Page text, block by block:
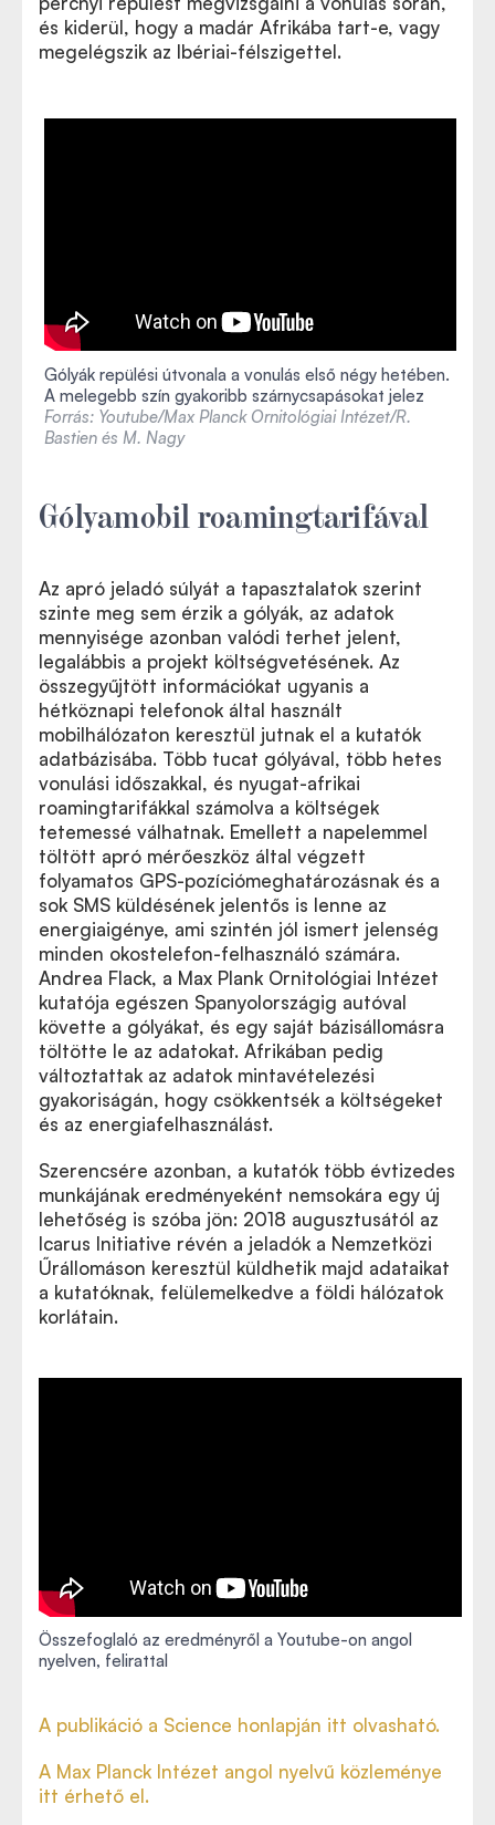
és kiderül, hogy a madár Afrikába tart-e, vagy
megelégszik az Ibériai-félszigettel.
Gólyák repülési útvonala a vonulás első négy hetében.
A melegebb szín gyakoribb szárnycsapásokat jelez
Forrás: Youtube/Max Planck Ornitológiai Intézet/R.
Bastien és M. Nagy
Gólyamobil roamingtarifával
Az apró jeladó súlyát a tapasztalatok szerint
szinte meg sem érzik a gólyák, az adatok
mennyisége azonban valódi terhet jelent,
legalábbis a projekt költségvetésének. Az
összegyűjtött információkat ugyanis a
hétköznapi telefonok által használt
mobilhálózaton keresztül jutnak el a kutatók
adatbázisába. Több tucat gólyával, több hetes
vonulási időszakkal, és nyugat-afrikai
roamingtarifákkal számolva a költségek
tetemessé válhatnak. Emellett a napelemmel
töltött apró mérőeszköz által végzett
folyamatos GPS-pozíciómeghatározásnak és a
sok SMS küldésének jelentős is lenne az
energiaigénye, ami szintén jól ismert jelenség
minden okostelefon-felhasználó számára.
Andrea Flack, a Max Plank Ornitológiai Intézet
kutatója egészen Spanyolországig autóval
követte a gólyákat, és egy saját bázisállomásra
töltötte le az adatokat. Afrikában pedig
változtattak az adatok mintavételezési
gyakoriságán, hogy csökkentsék a költségeket
és az energiafelhasználást.
Szerencsére azonban, a kutatók több évtizedes
munkájának eredményeként nemsokára egy új
lehetőség is szóba jön: 2018 augusztusától az
Icarus Initiative révén a jeladók a Nemzetközi
Űrállomáson keresztül küldhetik majd adataikat
a kutatóknak, felülemelkedve a földi hálózatok
korlátain.
Összefoglaló az eredményről a Youtube-on angol
nyelven, felirattal
A publikáció a Science honlapján itt olvasható.
A Max Planck Intézet angol nyelvű közleménye
itt érhető el.